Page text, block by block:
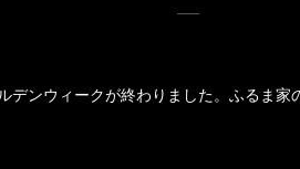
デンウィークが終わりました。ふるま家